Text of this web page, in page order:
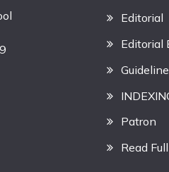
Editorial
Editorial
Patron
Read